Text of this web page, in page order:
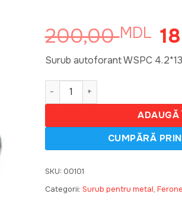
200,00MDL
a
Surub autoforant WSPC
Cantitate Surub
ADAUGĂ
SKU: 00101
Categorii: Surub pentru metal,